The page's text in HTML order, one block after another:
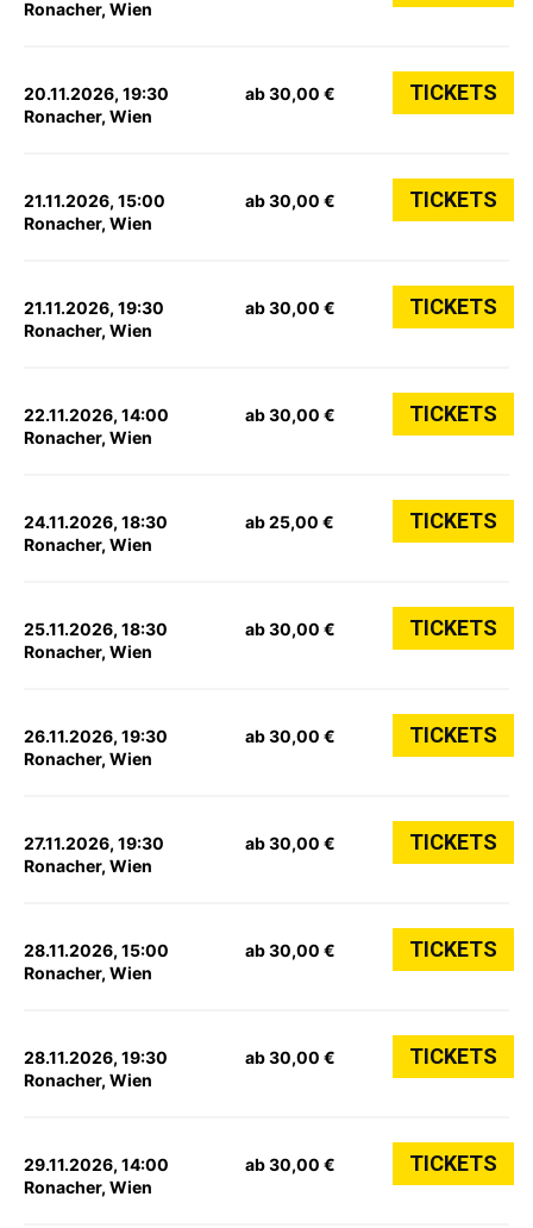
Ronacher, Wien
20.11.2026, 19:30
Ronacher, Wien
ab 30,00 € TICKETS
21.11.2026, 15:00
Ronacher, Wien
ab 30,00 € TICKETS
21.11.2026, 19:30
Ronacher, Wien
ab 30,00 € TICKETS
22.11.2026, 14:00
Ronacher, Wien
ab 30,00 € TICKETS
24.11.2026, 18:30
Ronacher, Wien
ab 25,00 € TICKETS
25.11.2026, 18:30
Ronacher, Wien
ab 30,00 € TICKETS
26.11.2026, 19:30
Ronacher, Wien
ab 30,00 € TICKETS
27.11.2026, 19:30
Ronacher, Wien
ab 30,00 € TICKETS
28.11.2026, 15:00
Ronacher, Wien
ab 30,00 € TICKETS
28.11.2026, 19:30
Ronacher, Wien
ab 30,00 € TICKETS
29.11.2026, 14:00
Ronacher, Wien
ab 30,00 € TICKETS